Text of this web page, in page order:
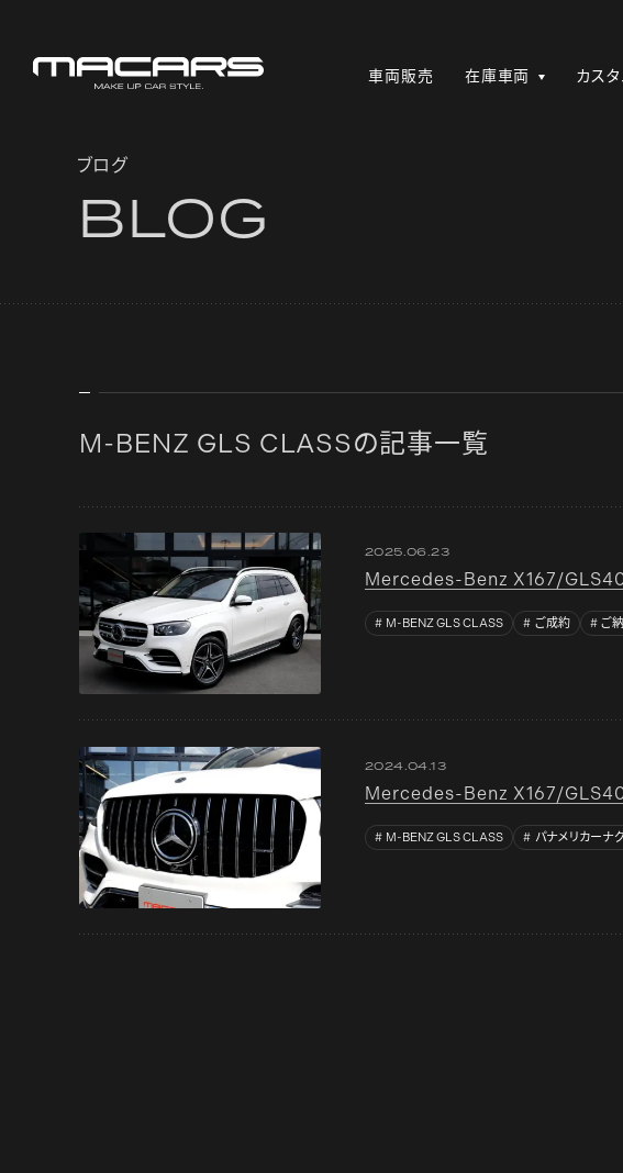
車両販売 在庫車両 カス
ブログ
BLOG
M-BENZ GLS CLASSの記事一覧
2025.06.23
Mercedes-Benz X167/
M-BENZ GLS CLASS ご成約 ご
2024.04.13
Mercedes-Benz X167/
M-BENZ GLS CLASS パナメリカーナ